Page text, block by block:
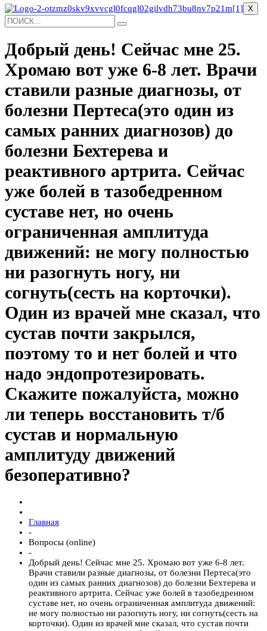
X
Добрый день! Сейчас мне 25.
Хромаю вот уже 6-8 лет. Врачи
ставили разные диагнозы, от
болезни Пертеса(это один из
самых ранних диагнозов) до
болезни Бехтерева и
реактивного артрита. Сейчас
уже болей в тазобедренном
суставе нет, но очень
ограниченная амплитуда
движений: не могу полностью
ни разогнуть ногу, ни
согнуть(сесть на корточки).
Один из врачей мне сказал, что
сустав почти закрылся,
поэтому то и нет болей и что
надо эндопротезировать.
Скажите пожалуйста, можно
ли теперь восстановить т/б
сустав и нормальную
амплитуду движений
безоперативно?
Главная
-
Вопросы (online)
-
Добрый день! Сейчас мне 25. Хромаю вот уже 6-8 лет.
Врачи ставили разные диагнозы, от болезни Пертеса(это
один из самых ранних диагнозов) до болезни Бехтерева и
реактивного артрита. Сейчас уже болей в тазобедренном
суставе нет, но очень ограниченная амплитуда движений:
не могу полностью ни разогнуть ногу, ни согнуть(сесть на
корточки). Один из врачей мне сказал, что сустав почти